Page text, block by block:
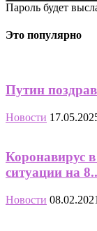
Пароль будет
Это популярно
Путин
Новости
Коронавирус
ситуации на
Новости 08.02.2021